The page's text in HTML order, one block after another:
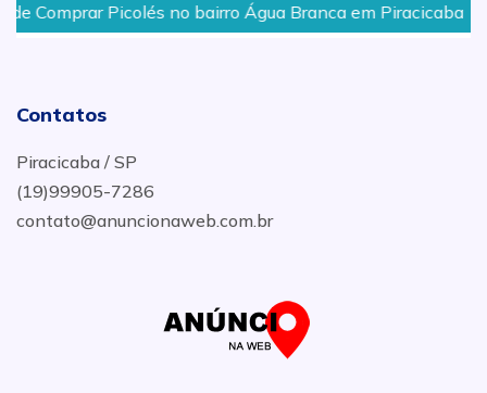
Comprar Picolés no bairro Água Branca em Piracicaba
Contatos
Piracicaba / SP
(19)99905-7286
contato@anuncionaweb.com.br